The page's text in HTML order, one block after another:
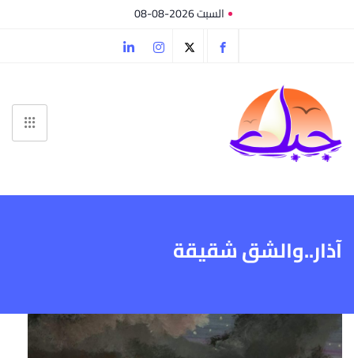
السبت 2026-08-08
آذار..والشق شقيقة